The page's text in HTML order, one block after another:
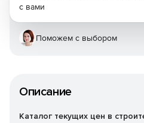
Описание
Каталог текущих цен в
с вами
Поможем с выбором